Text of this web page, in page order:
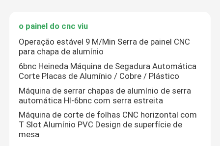
Casa
Produtos
o painel do cnc viu
Operação estável 9 M/Min Serra de painel CNC
para chapa de alumínio
6bnc Heineda Máquina de Segadura Automática
Corte Placas de Alumínio / Cobre / Plástico
Máquina de serrar chapas de alumínio de serra
automática Hl-6bnc com serra estreita
Máquina de corte de folhas CNC horizontal com
T Slot Alumínio PVC Design de superfície de
mesa